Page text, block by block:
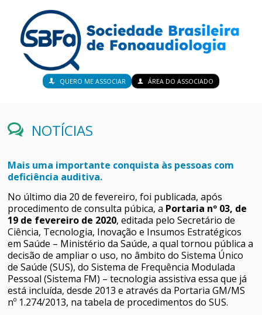
QUERO ME ASSOCIAR ÁREA DO ASSOCIADO
NOTÍCIAS
Mais uma importante conquista às pessoas com
deficiência auditiva.
No último dia 20 de fevereiro, foi publicada, após
procedimento de consulta púbica, a Portaria nº 03, de
19 de fevereiro de 2020, editada pelo Secretário de
Ciência, Tecnologia, Inovação e Insumos Estratégicos
em Saúde – Ministério da Saúde, a qual tornou pública a
decisão de ampliar o uso, no âmbito do Sistema Único
de Saúde (SUS), do Sistema de Frequência Modulada
Pessoal (Sistema FM) – tecnologia assistiva essa que já
está incluída, desde 2013 e através da Portaria GM/MS
nº 1.274/2013, na tabela de procedimentos do SUS.